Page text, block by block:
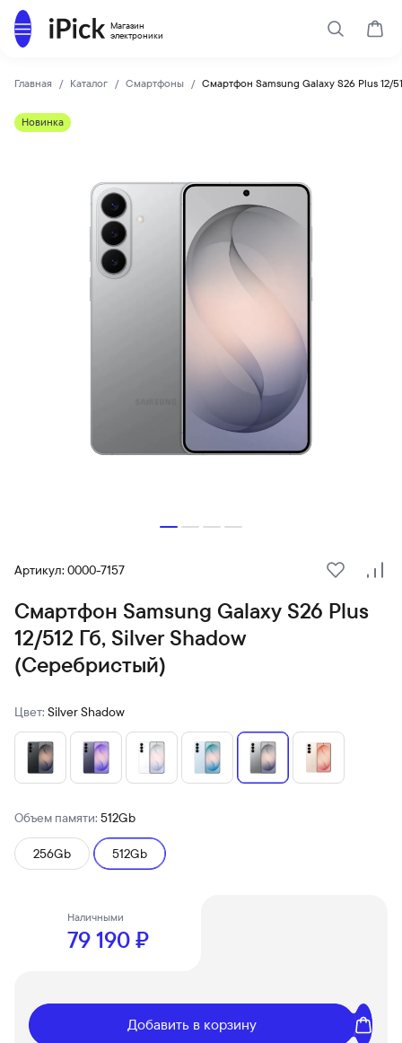
Магазин
электроники
Каталог
Поиск
Главная Каталог Смартфоны Смартфон Samsung Galaxy S26 Plus 12/
Новинка
Артикул: 0000-7157
В
Смартфон Samsung Galaxy S26 Plus
12/512 Гб, Silver Shadow
(Серебристый)
SAMSUNG
Купить Смартфон Samsung Galaxy S26 Plus 12/512 Гб,
Цвет: Silver Shadow
Объем памяти: 512Gb
256Gb 512Gb
Наличными
79 190 ₽
Добавить в корзину